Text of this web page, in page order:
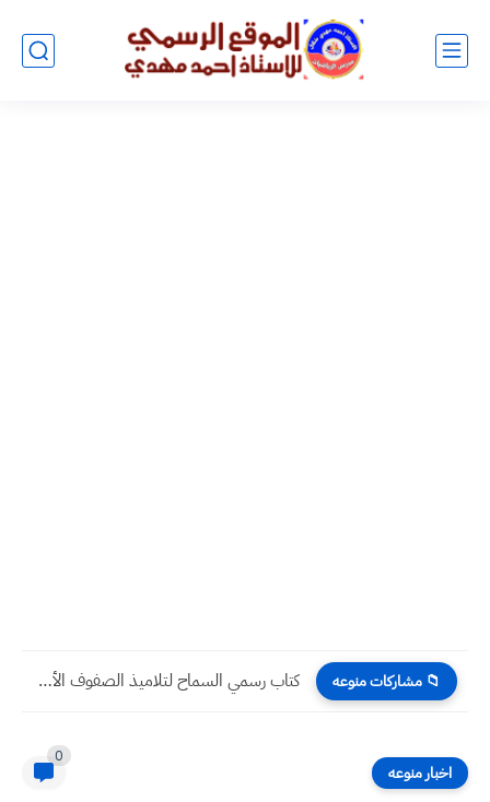
📁 مشاركات منوعه كتاب رسمي السماح لتلاميذ الصفوف الأولية أداء الامتحان النهائي تزامناً...
اخبار منوعه
0